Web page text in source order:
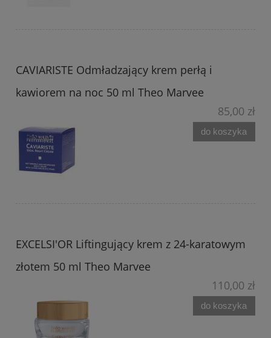
CAVIARISTE Odmładzający krem perłą i
kawiorem na noc 50 ml Theo Marvee
85,00 zł
do koszyka
EXCELSI'OR Liftingujący krem z 24-karatowym
złotem 50 ml Theo Marvee
110,00 zł
do koszyka